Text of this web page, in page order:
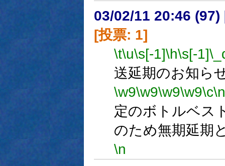
03/02/11 20:46 (97)
[投票: 1]
\t\u\s[-1]\h\s[-1]
送延期のお知ら
\w9\w9\w9\w9\c\n
定のボトルベス
のため無期延期
\n